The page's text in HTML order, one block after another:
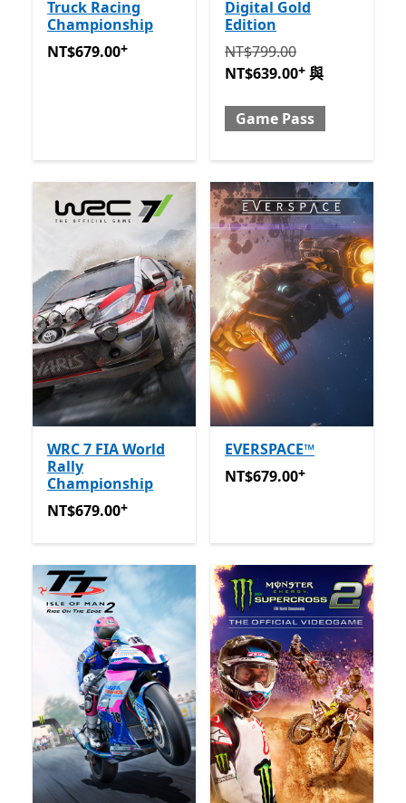
Truck Racing
Championship
NT$679.00提供應用程式內購。
NT$679.00+
Digital Gold
Edition
原價 NT$799.00 現價
NT$799.00
NT$639.00+ 與
Game Pass
WRC 7 FIA World
Rally
Championship
NT$679.00提供應用程式內購。
NT$679.00+
EVERSPACE™
NT$679.00提供應用程式內
NT$679.00+